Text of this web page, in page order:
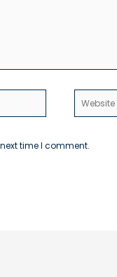
time I comment.